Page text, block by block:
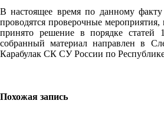
В настоящее время по данному
проводятся проверочные мероприятия,
принято решение в порядке
собранный материал направлен в
Карабулак СК СУ России по
Похожая запись